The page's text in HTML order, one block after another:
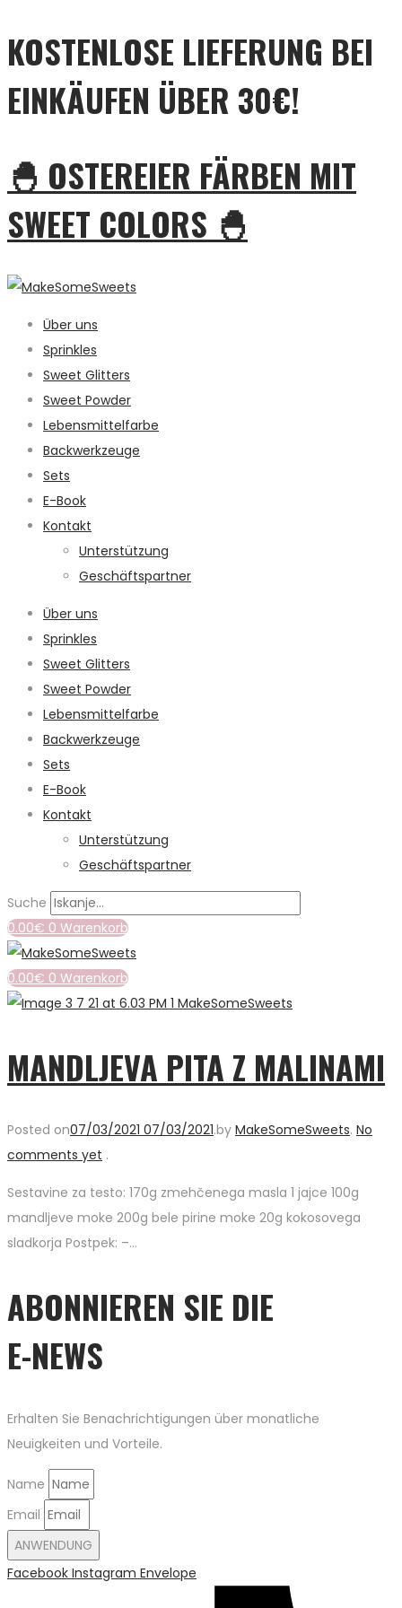
KOSTENLOSE LIEFERUNG BEI
EINKÄUFEN ÜBER 30€!
🐣 OSTEREIER FÄRBEN MIT
SWEET COLORS 🐣
Über uns
Sprinkles
Sweet Glitters
Sweet Powder
Lebensmittelfarbe
Backwerkzeuge
Sets
E-Book
Kontakt
Unterstützung
Geschäftspartner
Über uns
Sprinkles
Sweet Glitters
Sweet Powder
Lebensmittelfarbe
Backwerkzeuge
Sets
E-Book
Kontakt
Unterstützung
Geschäftspartner
Suche
0.00€ 0 Warenkorb
0.00€ 0 Warenkorb
MANDLJEVA PITA Z MALINAMI
Posted on07/03/2021 07/03/2021.by MakeSomeSweets. No
comments yet .
Sestavine za testo: 170g zmehčenega masla 1 jajce 100g
mandljeve moke 200g bele pirine moke 20g kokosovega
sladkorja Postpek: –…
ABONNIEREN SIE DIE
E-NEWS
Erhalten Sie Benachrichtigungen über monatliche
Neuigkeiten und Vorteile.
Name
Email
ANWENDUNG
Facebook Instagram Envelope